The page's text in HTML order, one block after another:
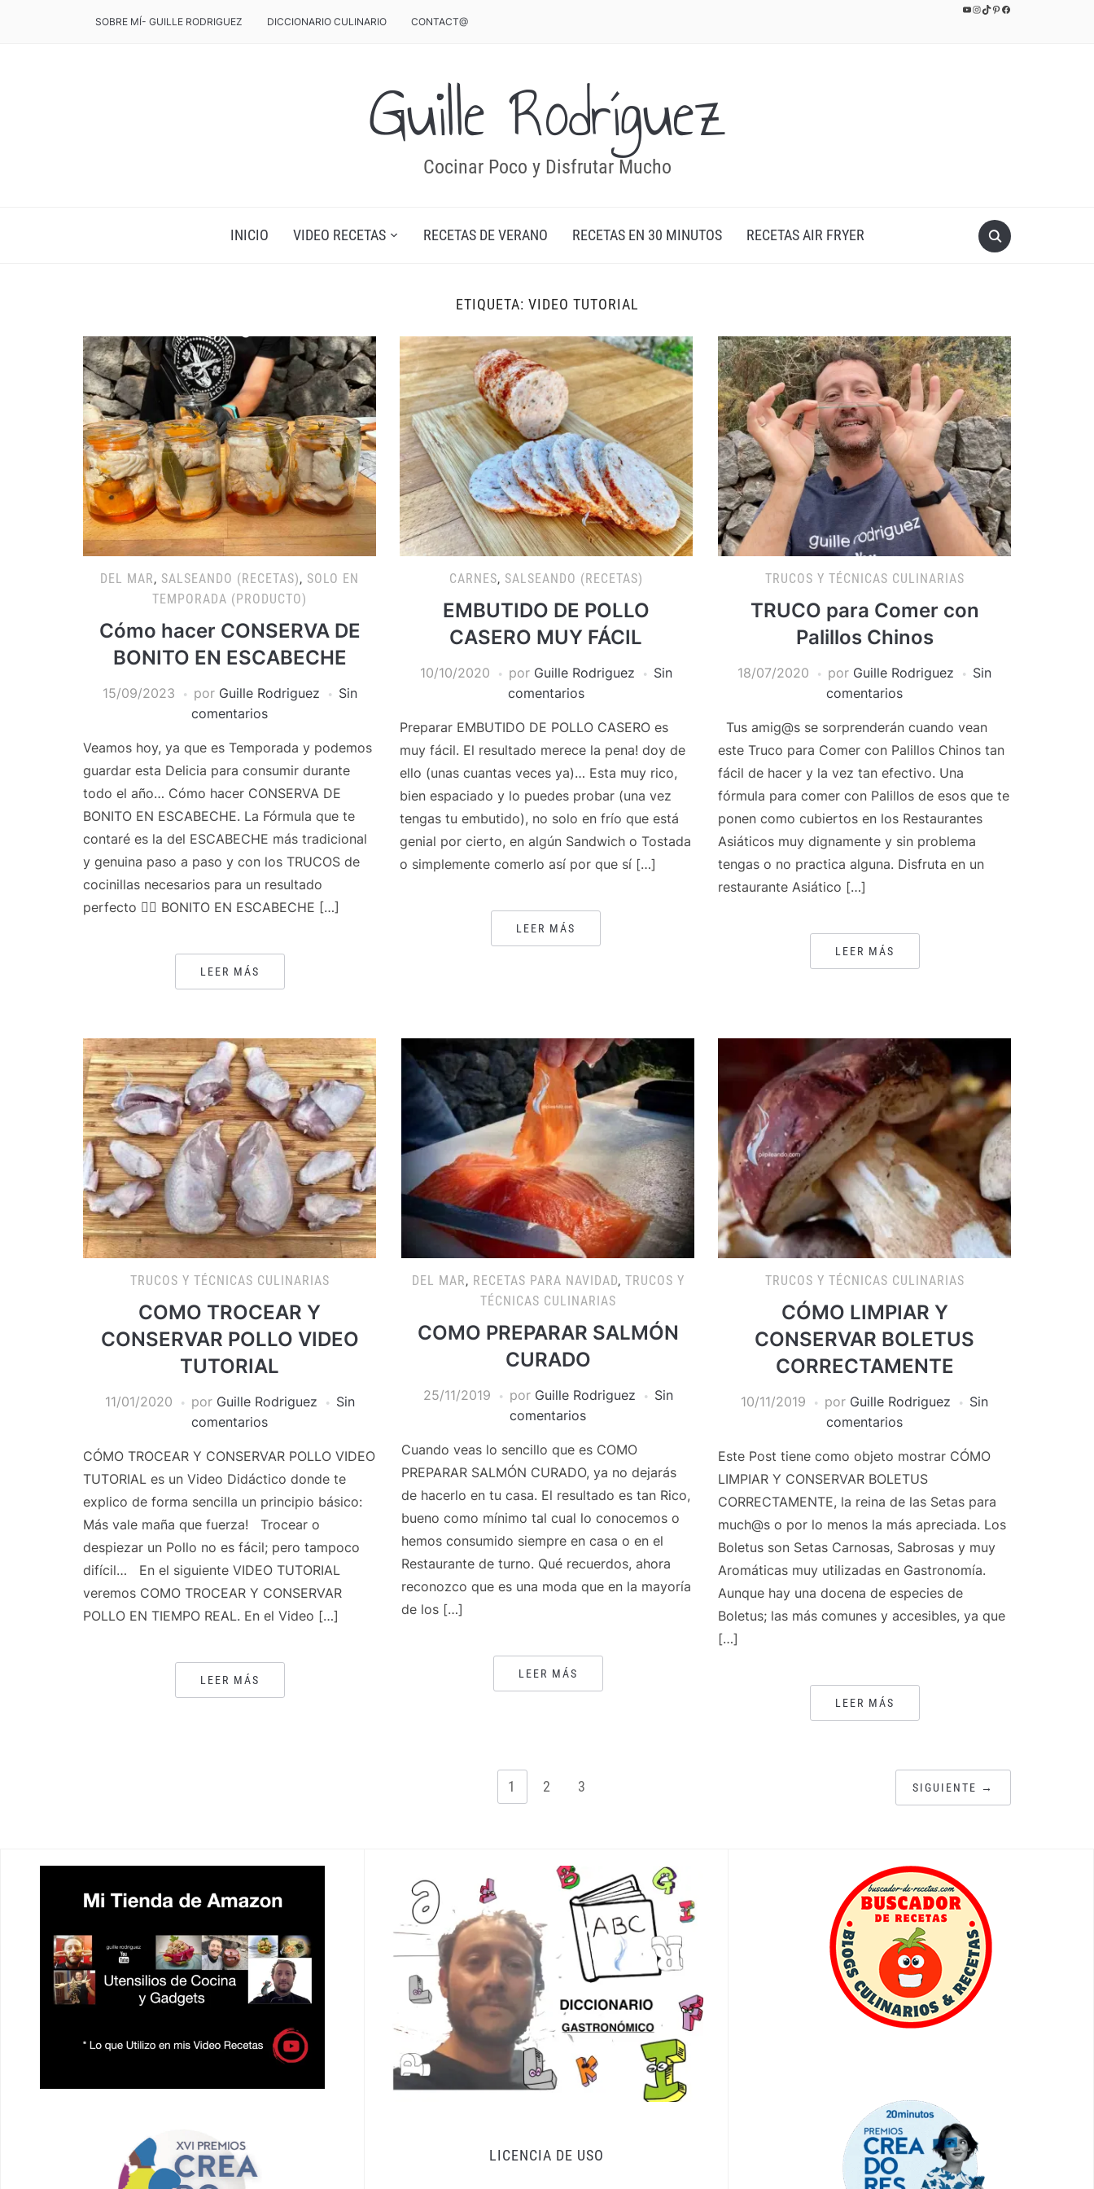
YouTube
Instagram
TikTok
Pinterest
Facebook
SOBRE MÍ- GUILLE RODRIGUEZ DICCIONARIO CULINARIO CONTACT@
Guille Rodríguez
Cocinar Poco y Disfrutar Mucho
INICIO VIDEO RECETAS RECETAS DE VERANO RECETAS EN 30 MINUTOS RECETAS AIR FRYER
ETIQUETA: VIDEO TUTORIAL
DEL MAR, SALSEANDO (RECETAS), SOLO EN
TEMPORADA (PRODUCTO)
Cómo hacer CONSERVA DE
BONITO EN ESCABECHE
15/09/2023 por Guille Rodriguez
Sin
comentarios
Veamos hoy, ya que es Temporada y podemos
guardar esta Delicia para consumir durante
todo el año… Cómo hacer CONSERVA DE
BONITO EN ESCABECHE. La Fórmula que te
contaré es la del ESCABECHE más tradicional
y genuina paso a paso y con los TRUCOS de
cocinillas necesarios para un resultado
perfecto 👌🏻 BONITO EN ESCABECHE […]
LEER MÁS
CARNES, SALSEANDO (RECETAS)
EMBUTIDO DE POLLO
CASERO MUY FÁCIL
10/10/2020 por Guille Rodriguez
Sin
comentarios
Preparar EMBUTIDO DE POLLO CASERO es
muy fácil. El resultado merece la pena! doy de
ello (unas cuantas veces ya)… Esta muy rico,
bien espaciado y lo puedes probar (una vez
tengas tu embutido), no solo en frío que está
genial por cierto, en algún Sandwich o Tostada
o simplemente comerlo así por que sí […]
LEER MÁS
TRUCOS Y TÉCNICAS CULINARIAS
TRUCO para Comer con
Palillos Chinos
18/07/2020 por Guille Rodriguez
Sin
comentarios
Tus amig@s se sorprenderán cuando vean
este Truco para Comer con Palillos Chinos tan
fácil de hacer y la vez tan efectivo. Una
fórmula para comer con Palillos de esos que te
ponen como cubiertos en los Restaurantes
Asiáticos muy dignamente y sin problema
tengas o no practica alguna. Disfruta en un
restaurante Asiático […]
LEER MÁS
TRUCOS Y TÉCNICAS CULINARIAS
COMO TROCEAR Y
CONSERVAR POLLO VIDEO
TUTORIAL
11/01/2020 por Guille Rodriguez
Sin
comentarios
CÓMO TROCEAR Y CONSERVAR POLLO VIDEO
TUTORIAL es un Video Didáctico donde te
explico de forma sencilla un principio básico:
Más vale maña que fuerza! Trocear o
despiezar un Pollo no es fácil; pero tampoco
difícil… En el siguiente VIDEO TUTORIAL
veremos COMO TROCEAR Y CONSERVAR
POLLO EN TIEMPO REAL. En el Video […]
LEER MÁS
DEL MAR, RECETAS PARA NAVIDAD, TRUCOS Y
TÉCNICAS CULINARIAS
COMO PREPARAR SALMÓN
CURADO
25/11/2019 por Guille Rodriguez
Sin
comentarios
Cuando veas lo sencillo que es COMO
PREPARAR SALMÓN CURADO, ya no dejarás
de hacerlo en tu casa. El resultado es tan Rico,
bueno como mínimo tal cual lo conocemos o
hemos consumido siempre en casa o en el
Restaurante de turno. Qué recuerdos, ahora
reconozco que es una moda que en la mayoría
de los […]
LEER MÁS
TRUCOS Y TÉCNICAS CULINARIAS
CÓMO LIMPIAR Y
CONSERVAR BOLETUS
CORRECTAMENTE
10/11/2019 por Guille Rodriguez
Sin
comentarios
Este Post tiene como objeto mostrar CÓMO
LIMPIAR Y CONSERVAR BOLETUS
CORRECTAMENTE, la reina de las Setas para
much@s o por lo menos la más apreciada. Los
Boletus son Setas Carnosas, Sabrosas y muy
Aromáticas muy utilizadas en Gastronomía.
Aunque hay una docena de especies de
Boletus; las más comunes y accesibles, ya que
[…]
LEER MÁS
1 2 3 SIGUIENTE →
LICENCIA DE USO